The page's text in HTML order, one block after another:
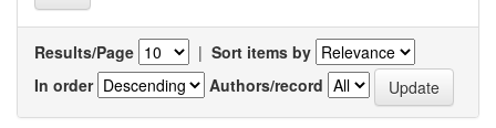
Results/Page | Sort items by
In order
Authors/record